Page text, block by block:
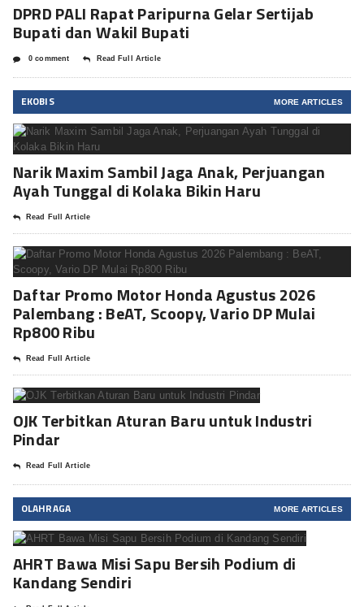
DPRD PALI Rapat Paripurna Gelar Sertijab
Bupati dan Wakil Bupati
0 comment Read Full Article
EKOBIS MORE ARTICLES
Narik Maxim Sambil Jaga Anak, Perjuangan
Ayah Tunggal di Kolaka Bikin Haru
Read Full Article
Daftar Promo Motor Honda Agustus 2026
Palembang : BeAT, Scoopy, Vario DP Mulai
Rp800 Ribu
Read Full Article
OJK Terbitkan Aturan Baru untuk Industri
Pindar
Read Full Article
OLAHRAGA MORE ARTICLES
AHRT Bawa Misi Sapu Bersih Podium di
Kandang Sendiri